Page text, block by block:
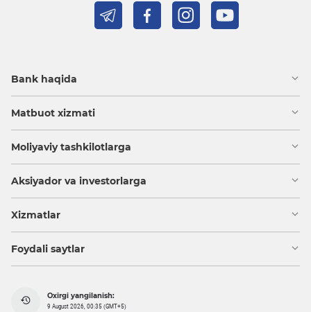
Bank haqida
Matbuot xizmati
Moliyaviy tashkilotlarga
Aksiyador va investorlarga
Xizmatlar
Foydali saytlar
Oxirgi yangilanish:
9 August 2026, 00:35 (GMT+5)